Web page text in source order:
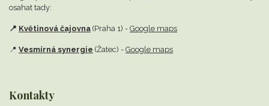
osahat tady:
📍 Květinová čajovna (Praha 1) - Google maps
📍 Vesmírná synergie (Žatec) - Google maps
Kontakty